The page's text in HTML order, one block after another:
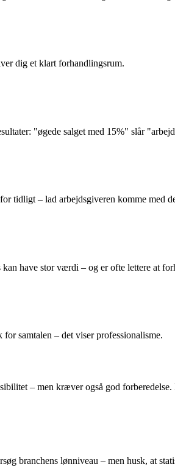
dig et klart forhandlingsrum.
"øgede salget med 15%" slår
tidligt – lad arbejdsgiveren komme med
have stor værdi – og er ofte lettere at
samtalen – det viser professionalisme.
– men kræver også god
branchens lønniveau – men husk, at